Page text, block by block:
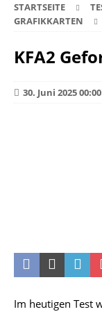
STARTSEITE
GRAFIKKARTEN
KFA2
30. Juni 2025
Im heutigen Test